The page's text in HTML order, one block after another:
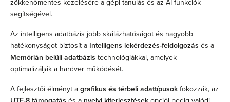
zökkenőmentes kezelésére a gépi tanulás és az AI-funkciók
segítségével.
Az intelligens adatbázis jobb skálázhatóságot és nagyobb
hatékonyságot biztosít a Intelligens lekérdezés-feldolgozás és a
Memórián belüli adatbázis technológiákkal, amelyek
optimalizálják a hardver működését.
A fejlesztői élményt a grafikus és térbeli adattípusok fokozzák, az